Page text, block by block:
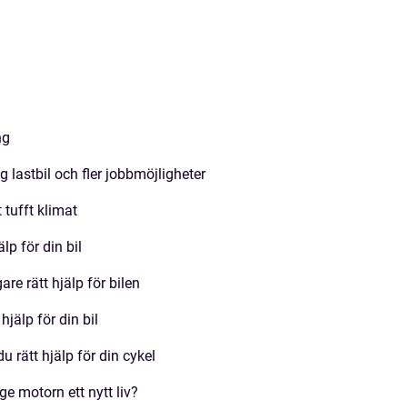
lastbil och fler jobbmöjligheter
tufft klimat
för din bil
rätt hjälp för bilen
för din bil
rätt hjälp för din cykel
motorn ett nytt liv?